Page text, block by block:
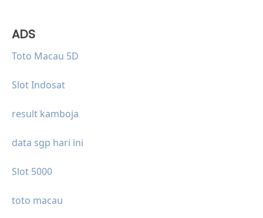
ADS
Toto Macau 5D
Slot Indosat
result kamboja
data sgp hari ini
Slot 5000
toto macau